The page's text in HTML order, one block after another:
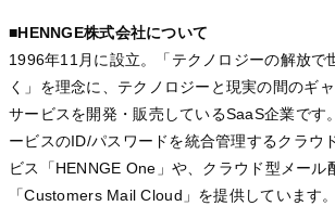
■HENNGE株式会社について
1996年11月に設立。「テクノロジーの解放で
く」を理念に、テクノロジーと現実の間のギ
サービスを開発・販売しているSaaS企業です
ービスのID/パスワードを統合管理するクラウ
ビス「HENNGE One」や、クラウド型メール
「Customers Mail Cloud」を提供しています